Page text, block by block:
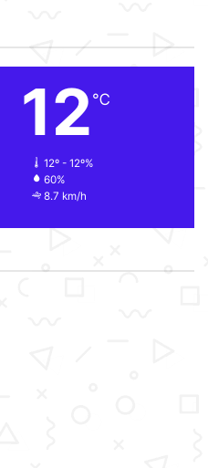
12 ℃
12º - 12º%
60%
8.7 km/h